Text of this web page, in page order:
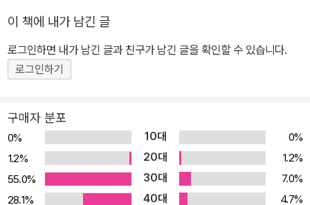
대 웃음을 잃지 않지요. 그렇게 도착한 곳은 드넓은 바다! 그런데 자석
있나 봐요! 12개의 힘센차사우루스가 발견한 보물은 과연 무엇일까
요? 보물일까요? 고물일까요? 여러분도 힘센차사우루스와 함께 보
소년과 소녀를 찾아보고, 책 속에 숨겨진 보물들도 찾아보세요!
이 책에 내가 남긴 글
로그인하면 내가 남긴 글과 친구가 남긴 글을 확인할 수 있습니다.
로그인하기
구매자 분포
0% 10대
0%
1.2%
20대
1.2%
55.0%
30대
7.0%
28.1%
40대
4.7%